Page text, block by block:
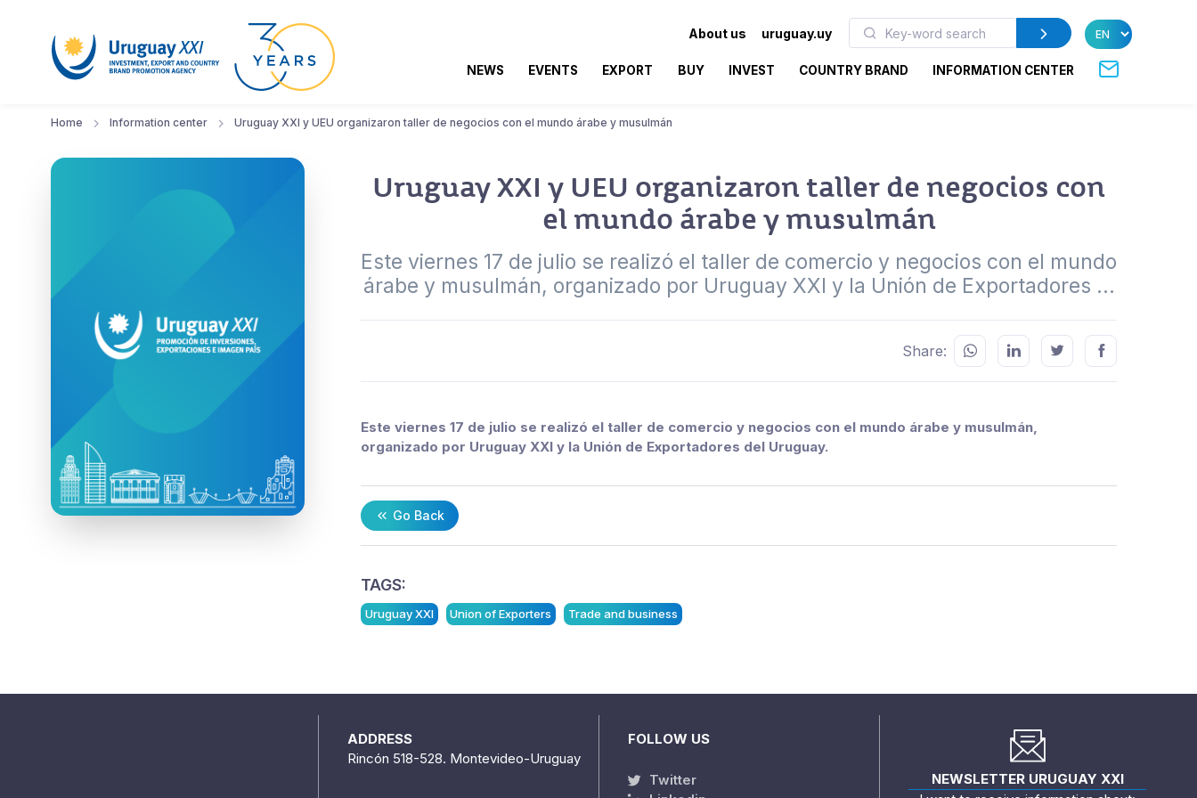
About us uruguay.uy
NEWS EVENTS EXPORT BUY INVEST COUNTRY BRAND INFORMATION CENTER
Home Information center Uruguay XXI y UEU organizaron taller de negocios con el mundo árabe y musulmán
Uruguay XXI y UEU organizaron taller de negocios con
el mundo árabe y musulmán
Este viernes 17 de julio se realizó el taller de comercio y negocios con el mundo
árabe y musulmán, organizado por Uruguay XXI y la Unión de Exportadores ...
Share:
Este viernes 17 de julio se realizó el taller de comercio y negocios con el mundo árabe y musulmán,
organizado por Uruguay XXI y la Unión de Exportadores del Uruguay.
Go Back
TAGS:
Uruguay XXI Union of Exporters Trade and business
ADDRESS
Rincón 518-528. Montevideo-Uruguay
FOLLOW US
Twitter
NEWSLETTER URUGUAY XXI